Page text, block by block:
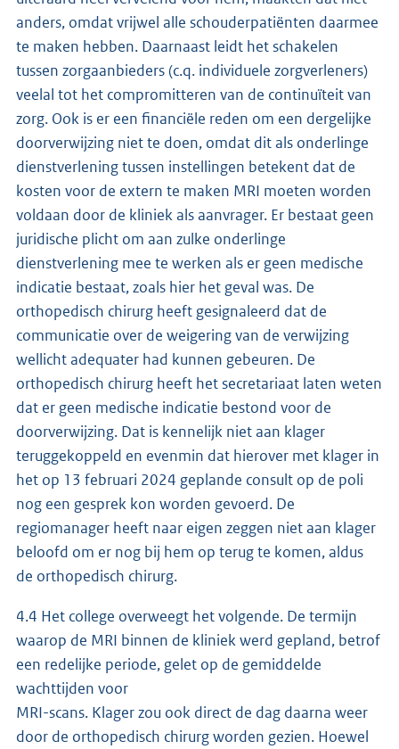
anders, omdat vrijwel alle schouderpatiënten daarmee
te maken hebben. Daarnaast leidt het schakelen
tussen zorgaanbieders (c.q. individuele zorgverleners)
veelal tot het compromitteren van de continuïteit van
zorg. Ook is er een financiële reden om een dergelijke
doorverwijzing niet te doen, omdat dit als onderlinge
dienstverlening tussen instellingen betekent dat de
kosten voor de extern te maken MRI moeten worden
voldaan door de kliniek als aanvrager. Er bestaat geen
juridische plicht om aan zulke onderlinge
dienstverlening mee te werken als er geen medische
indicatie bestaat, zoals hier het geval was. De
orthopedisch chirurg heeft gesignaleerd dat de
communicatie over de weigering van de verwijzing
wellicht adequater had kunnen gebeuren. De
orthopedisch chirurg heeft het secretariaat laten weten
dat er geen medische indicatie bestond voor de
doorverwijzing. Dat is kennelijk niet aan klager
teruggekoppeld en evenmin dat hierover met klager in
het op 13 februari 2024 geplande consult op de poli
nog een gesprek kon worden gevoerd. De
regiomanager heeft naar eigen zeggen niet aan klager
beloofd om er nog bij hem op terug te komen, aldus
de orthopedisch chirurg.
4.4 Het college overweegt het volgende. De termijn
waarop de MRI binnen de kliniek werd gepland, betrof
een redelijke periode, gelet op de gemiddelde
wachttijden voor
MRI-scans. Klager zou ook direct de dag daarna weer
door de orthopedisch chirurg worden gezien. Hoewel